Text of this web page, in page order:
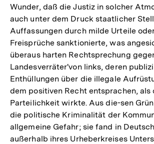
Wunder, daß die Justiz in solcher
auch unter dem Druck staatlicher
Auffassungen durch milde Urteile
Freisprüche sanktionierte, was
überaus harten Rechtsprechung
Landesverräter'von links, deren
Enthüllungen über die illegale
dem positiven Recht entsprachen, als
Parteilichkeit wirkte. Aus die-sen
die politische Kriminalität der
allgemeine Gefahr; sie fand in
außerhalb ihres Urheberkreises